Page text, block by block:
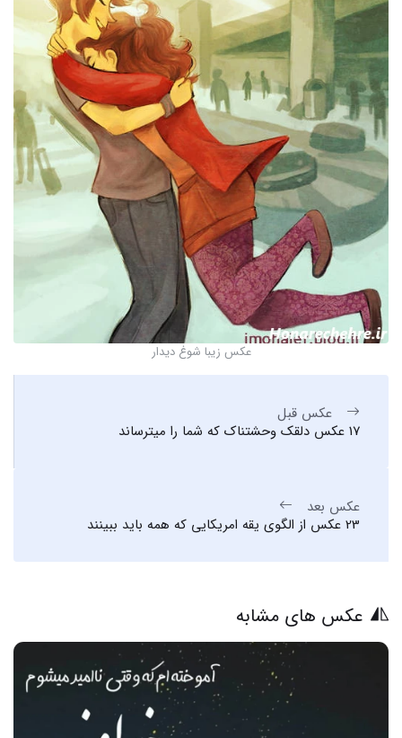
عکس زیبا شوغ دیدار
عکس قبل
17 عکس دلقک وحشتناک که شما را میترساند
عکس بعد
23 عکس از الگوی یقه امریکایی که همه باید ببینند
عکس های مشابه